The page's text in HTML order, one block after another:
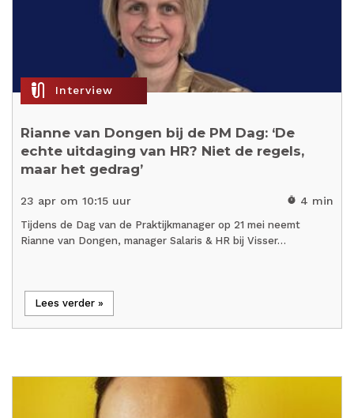
mic_external_on Interview
Rianne van Dongen bij de PM Dag: ‘De
echte uitdaging van HR? Niet de regels,
maar het gedrag’
23 apr om 10:15 uur timer 4 min
Tijdens de Dag van de Praktijkmanager op 21 mei neemt
Rianne van Dongen, manager Salaris & HR bij Visser…
Lees verder »